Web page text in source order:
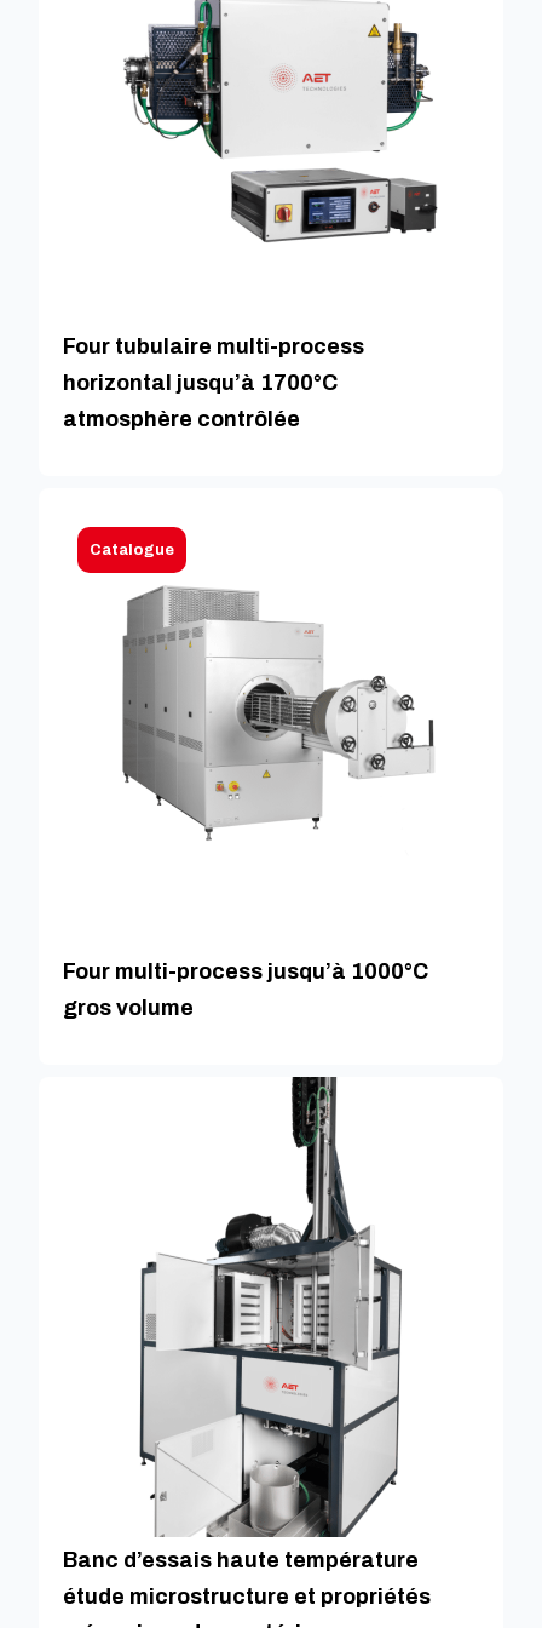
Four tubulaire multi-process
horizontal jusqu’à 1700°C
atmosphère contrôlée
Catalogue
Four multi-process jusqu’à 1000°C
gros volume
Banc d’essais haute température
étude microstructure et propriétés